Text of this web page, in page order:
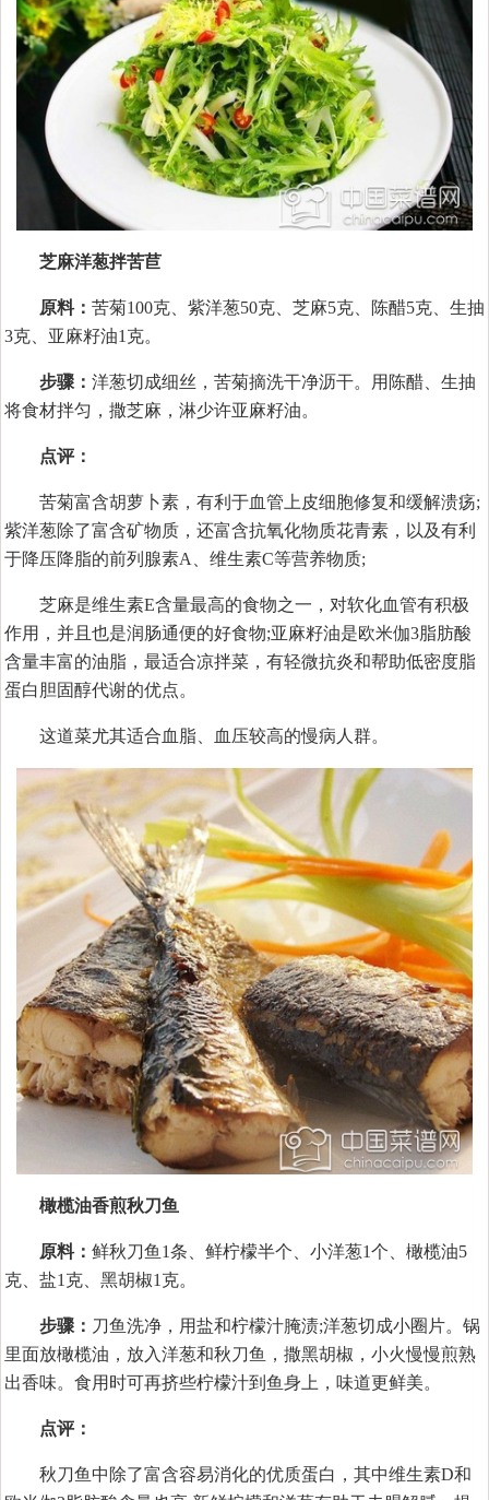
芝麻洋葱拌苦苣
原料： 苦菊100克、紫洋葱50克、芝麻5克、陈醋5克、生抽
3克、亚麻籽油1克。
步骤： 洋葱切成细丝，苦菊摘洗干净沥干。用陈醋、生抽
将食材拌匀，撒芝麻，淋少许亚麻籽油。
点评：
苦菊富含胡萝卜素，有利于血管上皮细胞修复和缓解溃疡;
紫洋葱除了富含矿物质，还富含抗氧化物质花青素，以及有利
于降压降脂的前列腺素A、维生素C等营养物质;
芝麻是维生素E含量最高的食物之一，对软化血管有积极
作用，并且也是润肠通便的好食物;亚麻籽油是欧米伽3脂肪酸
含量丰富的油脂，最适合凉拌菜，有轻微抗炎和帮助低密度脂
蛋白胆固醇代谢的优点。
这道菜尤其适合血脂、血压较高的慢病人群。
橄榄油香煎秋刀鱼
原料： 鲜秋刀鱼1条、鲜柠檬半个、小洋葱1个、橄榄油5
克、盐1克、黑胡椒1克。
步骤： 刀鱼洗净，用盐和柠檬汁腌渍;洋葱切成小圈片。锅
里面放橄榄油，放入洋葱和秋刀鱼，撒黑胡椒，小火慢慢煎熟
出香味。食用时可再挤些柠檬汁到鱼身上，味道更鲜美。
点评：
秋刀鱼中除了富含容易消化的优质蛋白，其中维生素D和